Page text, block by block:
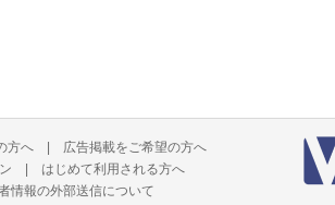
方へ | 広告掲載をご希望の方へ
| はじめて利用される方へ
情報の外部送信について